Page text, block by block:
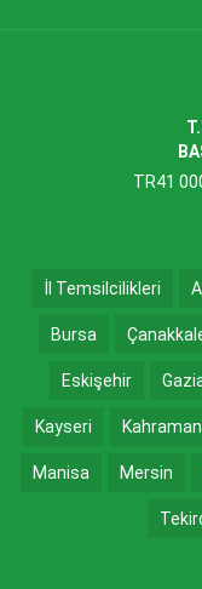
TR41
İl Temsilcilikleri
Bursa
Eskişehir
Kayseri
Manisa Mersin